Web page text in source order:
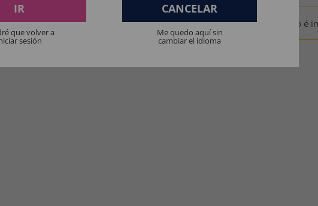
Ainda não há comentários, quer ser o primeiro a deixar um? Sua opinião é
IR
que volver a
sesión
CANCELAR
Me quedo aquí sin
cambiar el idioma